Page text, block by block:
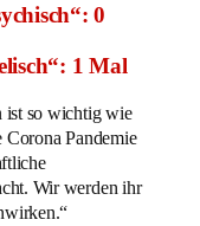
0
1 Mal
ist so wichtig wie
Corona Pandemie
Wir werden ihr